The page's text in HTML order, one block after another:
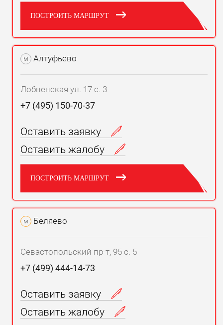
ПОСТРОИТЬ МАРШРУТ
м Алтуфьево
Лобненская ул. 17 с. 3
+7 (495) 150-70-37
Оставить заявку
Оставить жалобу
ПОСТРОИТЬ МАРШРУТ
м Беляево
Севастопольский пр-т, 95 с. 5
+7 (499) 444-14-73
Оставить заявку
Оставить жалобу